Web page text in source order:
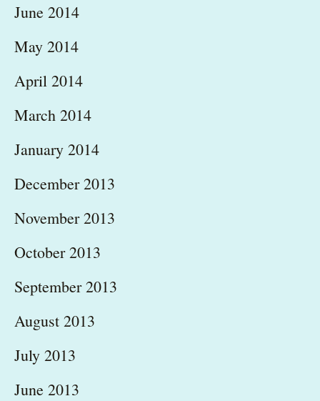
June 2014
May 2014
April 2014
March 2014
January 2014
December 2013
November 2013
October 2013
September 2013
August 2013
July 2013
June 2013